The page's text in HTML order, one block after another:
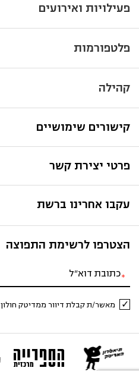
פעילויות ואירועים
פלטפורמות
קהילה
קישורים שימושיים
פרטי יצירת קשר
עקבו אחרינו ברשת
הצטרפו לרשימת התפוצה
מאשר/ת קבלת דיוור ממדיטק חולון